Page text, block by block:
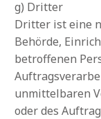
g) Dritter
Dritter ist eine
Behörde,
betroffenen
unmittelbaren
oder des